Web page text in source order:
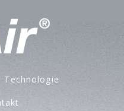
Technologie